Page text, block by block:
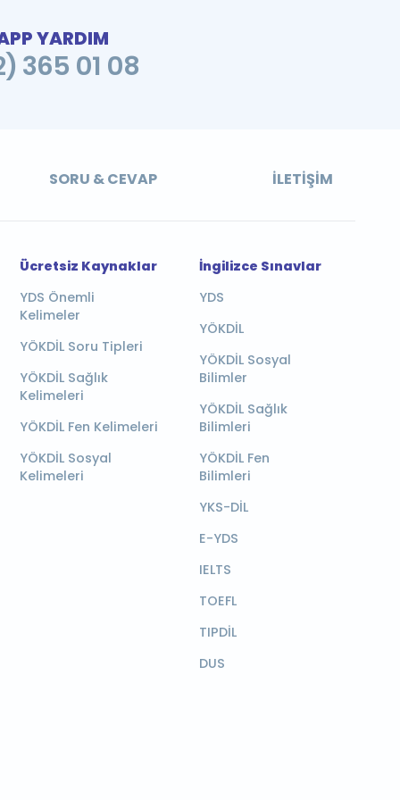
YARDIM
365 01 08
SORU & CEVAP İLETIŞIM
Ücretsiz Kaynaklar
YDS Önemli
Kelimeler
YÖKDİL Soru Tipleri
YÖKDİL Sağlık
Kelimeleri
YÖKDİL Fen Kelimeleri
YÖKDİL Sosyal
Kelimeleri
İngilizce Sınavlar
YDS
YÖKDİL
YÖKDİL Sosyal
Bilimler
YÖKDİL Sağlık
Bilimleri
YÖKDİL Fen
Bilimleri
YKS-DİL
E-YDS
IELTS
TOEFL
TIPDİL
DUS